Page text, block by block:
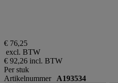
€ 76,25
excl. BTW
€ 92,26 incl. BTW
Per stuk
Artikelnummer A193534